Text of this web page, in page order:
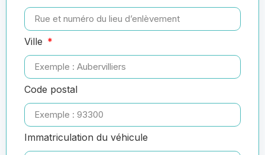
Ville
Code postal
Immatriculation du véhicule